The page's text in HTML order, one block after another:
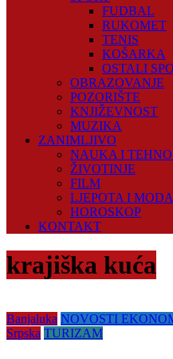
FUDBAL
RUKOMET
TENIS
KOŠARKA
OSTALI
OBRAZOVANJE
POZORIŠTE
KNJIŽEVNOST
MUZIKA
ZANIMLJIVO
NAUKA I
ŽIVOTINJE
FILM
LJEPOTA I MODA
HOROSKOP
KONTAKT
krajiška kuća
Banjaluka NOVOSTI
Srpska TURIZAM